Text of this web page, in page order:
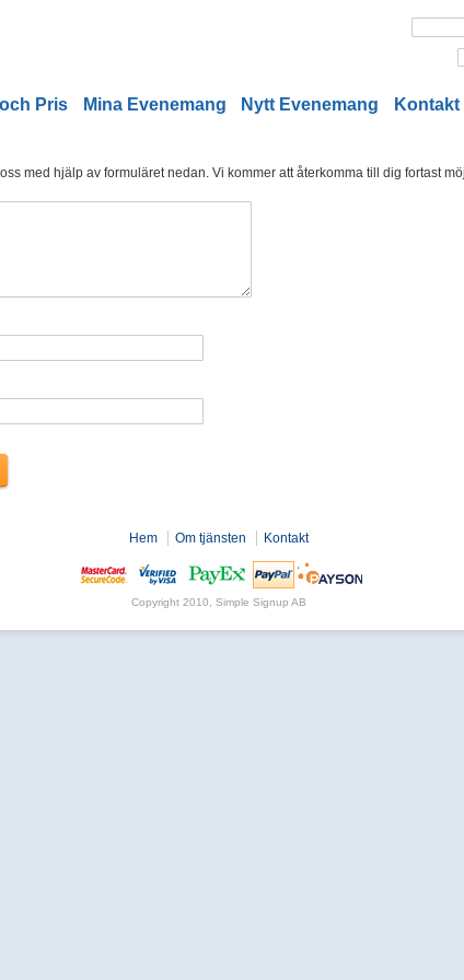
Pris Mina Evenemang Nytt Evenemang Kontakt
med hjälp av formuläret nedan. Vi kommer att återkomma till dig fortast
Hem Om tjänsten Kontakt
Copyright 2010, Simple Signup AB